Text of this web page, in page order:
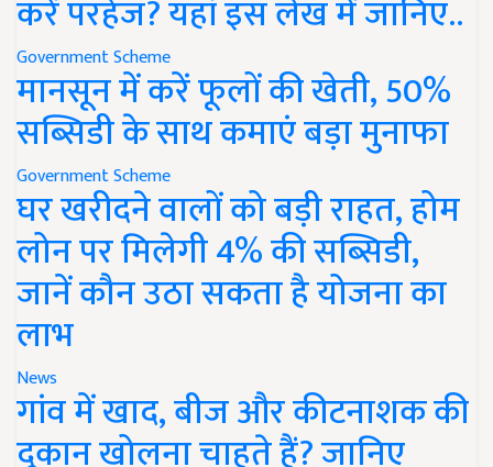
करें परहेज? यहां इस लेख में जानिए..
Government Scheme
मानसून में करें फूलों की खेती, 50%
सब्सिडी के साथ कमाएं बड़ा मुनाफा
Government Scheme
घर खरीदने वालों को बड़ी राहत, होम
लोन पर मिलेगी 4% की सब्सिडी,
जानें कौन उठा सकता है योजना का
लाभ
News
गांव में खाद, बीज और कीटनाशक की
दुकान खोलना चाहते हैं? जानिए